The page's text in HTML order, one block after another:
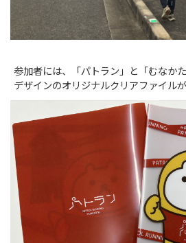
参加者には、「パトラン」と「むなか
デザインのオリジナルクリアファイル